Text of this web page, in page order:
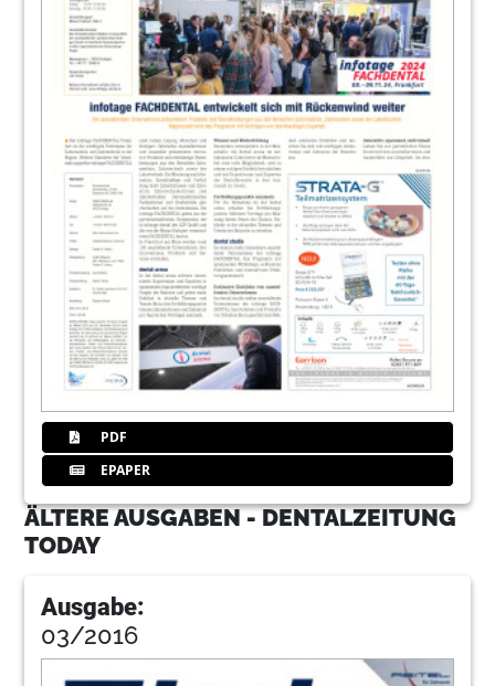
PDF
EPAPER
ÄLTERE AUSGABEN - DENTALZEITUNG
TODAY
Ausgabe:
03/2016